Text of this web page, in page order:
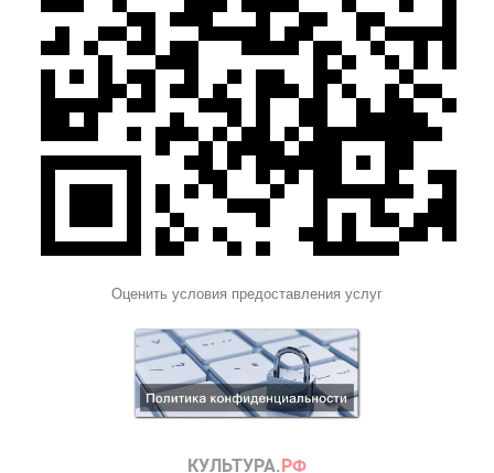
Оценить условия предоставления услуг